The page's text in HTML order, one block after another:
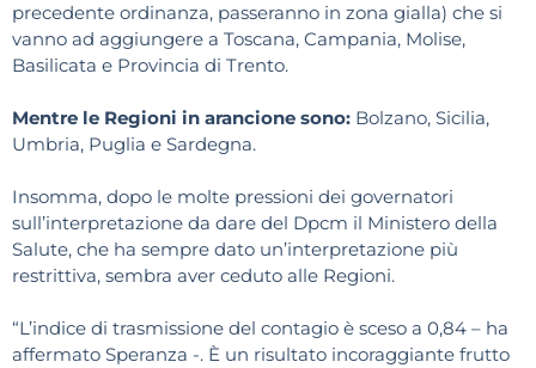
precedente ordinanza, passeranno in zona gialla) che si
vanno ad aggiungere a Toscana, Campania, Molise,
Basilicata e Provincia di Trento.
Mentre le Regioni in arancione sono: Bolzano, Sicilia,
Umbria, Puglia e Sardegna.
Insomma, dopo le molte pressioni dei governatori
sull’interpretazione da dare del Dpcm il Ministero della
Salute, che ha sempre dato un’interpretazione più
restrittiva, sembra aver ceduto alle Regioni.
“L’indice di trasmissione del contagio è sceso a 0,84 – ha
affermato Speranza -. È un risultato incoraggiante frutto